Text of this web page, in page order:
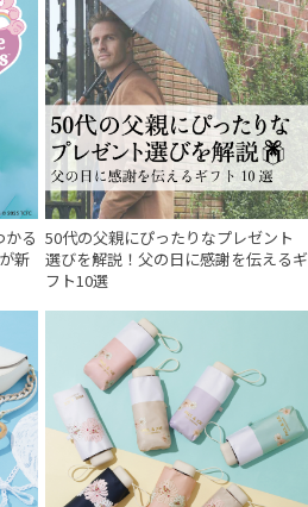
かる
新
50代の父親にぴったりなプレゼント
選びを解説！父の日に感謝を伝えるギ
フト10選